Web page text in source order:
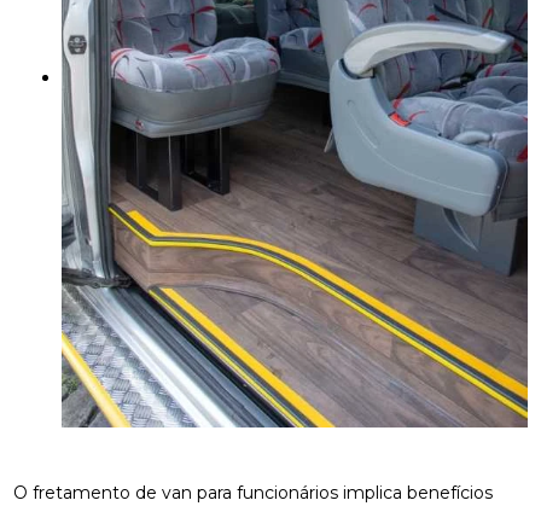
O fretamento de van para funcionários implica benefícios